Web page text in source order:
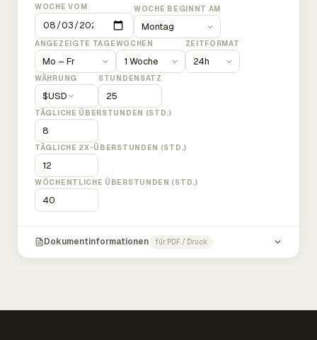
WOCHE VOM WOCHE BEGINNT AM
ANGEZEIGTE TAGEWOCHEN ZEITFORMAT
WÄHRUNG
$USD
STUNDENSATZ
TÄGLICHE ÜBERSTUNDEN (STD.)
TÄGLICHE 2X-ÜBERSTUNDEN (STD.)
WÖCHENTLICHE ÜBERSTUNDEN (STD.)
Dokumentinformationen für PDF / Druck